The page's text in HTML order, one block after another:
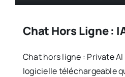
Chat Hors Ligne :
Chat hors ligne : Private
logicielle téléchargeable